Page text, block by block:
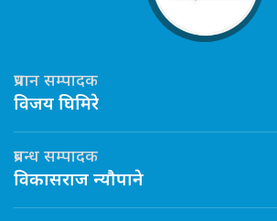
प्रधान सम्पादक
विजय घिमिरे
प्रबन्ध सम्पादक
विकासराज न्यौपाने